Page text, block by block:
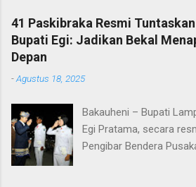
41 Paskibraka Resmi
Bupati Egi: Jadikan Bekal
Depan
-Agustus 18, 2025
Bakauheni – Bupati
Egi Pratama, secara
Pengibar Bendera
Pelepasan dilakukan